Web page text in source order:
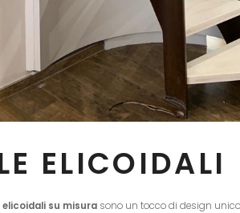
ELICOIDALI
su misura sono un tocco di design